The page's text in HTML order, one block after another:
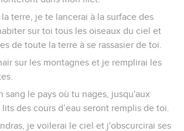
terre, je te lancerai à la surface des
sur toi tous les oiseaux du ciel et
de toute la terre à se rassasier de toi.
sur les montagnes et je remplirai les
sang le pays où tu nages, jusqu'aux
des cours d’eau seront remplis de toi.
je voilerai le ciel et j'obscurcirai ses